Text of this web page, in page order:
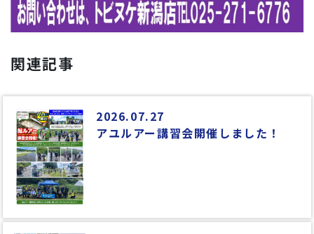
関連記事
2026.07.27
アユルアー講習会開催しました！